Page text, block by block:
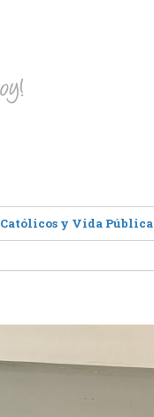
Católicos y Vida Pública